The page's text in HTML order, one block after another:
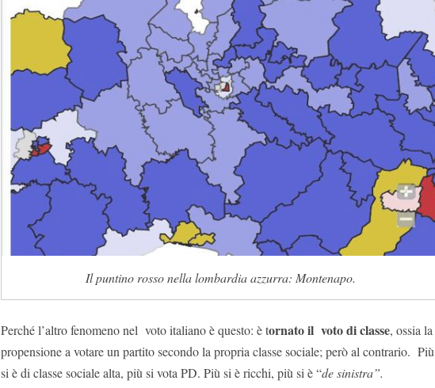
Il puntino rosso nella lombardia azzurra: Montenapo.
Perché l’altro fenomeno nel voto italiano è questo: è tornato il voto di classe, ossia la
propensione a votare un partito secondo la propria classe sociale; però al contrario. Più
si è di classe sociale alta, più si vota PD. Più si è ricchi, più si è “de sinistra”.